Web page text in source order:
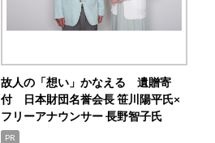
故人の「想い」かなえる 遺贈寄
付 日本財団名誉会長 笹川陽平氏×
フリーアナウンサー 長野智子氏
PR